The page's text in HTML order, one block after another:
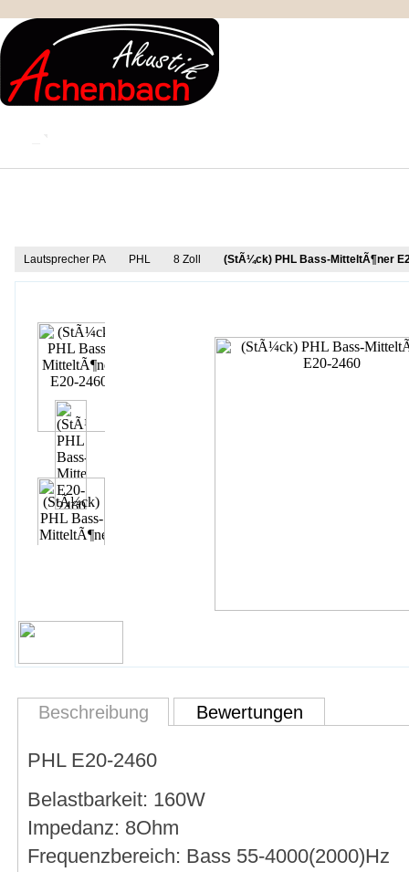
Lautsprecher PA PHL 8 Zoll (StÃ¼ck) PHL Bass-MitteltÃ¶ner
Beschreibung Bewertungen
PHL E20-2460
Belastbarkeit: 160W
Impedanz: 8Ohm
Frequenzbereich: Bass 55-4000(2000)Hz